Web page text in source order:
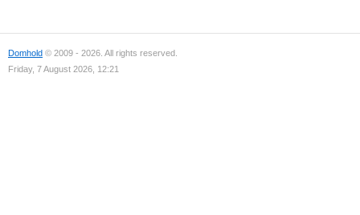
Domhold © 2009 - 2026. All rights reserved.
Friday, 7 August 2026, 12:21